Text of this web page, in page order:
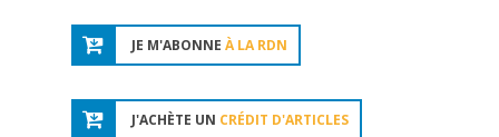
JE M'ABONNE À LA RDN
J'ACHÈTE UN CRÉDIT D'ARTICLES